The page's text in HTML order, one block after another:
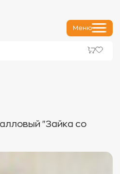
Меню
"Зайка со